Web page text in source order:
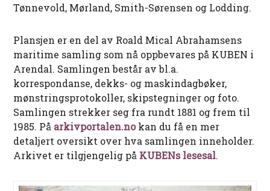
Tønnevold, Mørland, Smith-Sørensen og Lodding.
Plansjen er en del av Roald Mical Abrahamsens
maritime samling som nå oppbevares på KUBEN i
Arendal. Samlingen består av bl.a.
korrespondanse, dekks- og maskindagbøker,
mønstringsprotokoller, skipstegninger og foto.
Samlingen strekker seg fra rundt 1881 og frem til
1985. På arkivportalen.nokan du få en mer
detaljert oversikt over hva samlingen inneholder.
Arkivet er tilgjengelig på KUBENs lesesal.